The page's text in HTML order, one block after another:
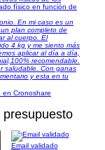
físico en función de
En mi caso es un
plan completo de
al cuerpo. El
4 kg y me siento más
aplicar al día a día,
recomendable.
saludable. Con ganas
y esta en tu
en Cronoshare
presupuesto
Email validado